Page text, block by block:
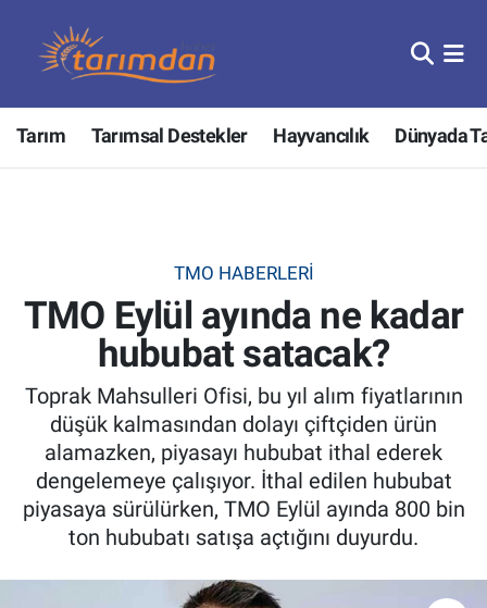
Tarım Tarımsal Destekler Hayvancılık Dünyada
TMO HABERLERI
TMO Eylül ayında ne kadar
hububat satacak?
Toprak Mahsulleri Ofisi, bu yıl alım fiyatlarının
düşük kalmasından dolayı çiftçiden ürün
alamazken, piyasayı hububat ithal ederek
dengelemeye çalışıyor. İthal edilen hububat
piyasaya sürülürken, TMO Eylül ayında 800 bin
ton hububatı satışa açtığını duyurdu.
Tarım
Hayvancılık
Tarımsal Destekler
Tarım Bakanlığı
TZOB
Tarım Kredi Kooperatifleri
Pankobirlik
Et fiyatları
Nöbetçi Eczaneler
Hava Durumu
Tüm Manşetler
Son Dakika Haberleri
Haber Arşivi